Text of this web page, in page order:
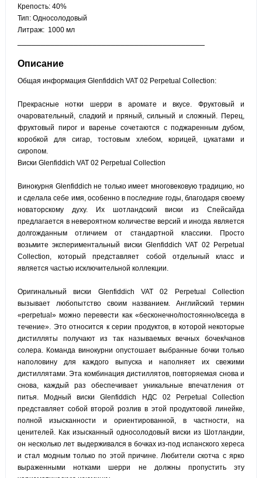
Крепость: 40%
Тип: Односолодовый
Литраж: 1000 мл
Описание
Общая информация Glenfiddich VAT 02 Perpetual Collection:
Прекрасные нотки шерри в аромате и вкусе. Фруктовый и
очаровательный, сладкий и пряный, сильный и сложный. Перец,
фруктовый пирог и варенье сочетаются с поджаренным дубом,
коробкой для сигар, тостовым хлебом, корицей, цукатами и
сиропом.
Виски Glenfiddich VAT 02 Perpetual Collection
Винокурня Glenfiddich не только имеет многовековую традицию, но
и сделала себе имя, особенно в последние годы, благодаря своему
новаторскому духу. Их шотландский виски из Спейсайда
предлагается в невероятном количестве версий и иногда является
долгожданным отличием от стандартной классики. Просто
возьмите экспериментальный виски Glenfiddich VAT 02 Perpetual
Collection, который представляет собой отдельный класс и
является частью исключительной коллекции.
Оригинальный виски Glenfiddich VAT 02 Perpetual Collection
вызывает любопытство своим названием. Английский термин
«perpetual» можно перевести как «бесконечно/постоянно/всегда в
течение». Это относится к серии продуктов, в которой некоторые
дистилляты получают из так называемых вечных бочек/чанов
солера. Команда винокурни опустошает выбранные бочки только
наполовину для каждого выпуска и наполняет их свежими
дистиллятами. Эта комбинация дистиллятов, повторяемая снова и
снова, каждый раз обеспечивает уникальные впечатления от
питья. Модный виски Glenfiddich НДС 02 Perpetual Collection
представляет собой второй розлив в этой продуктовой линейке,
полной изысканности и ориентированной, в частности, на
ценителей. Как изысканный односолодовый виски из Шотландии,
он несколько лет выдерживался в бочках из-под испанского хереса
и стал модным только по этой причине. Любители скотча с ярко
выраженными нотками шерри не должны пропустить эту